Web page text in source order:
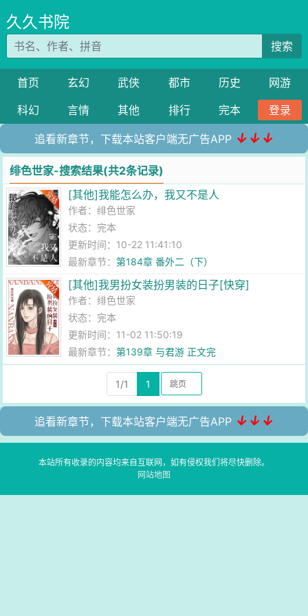
久久书院
搜索
首页 玄幻 武侠 都市 历史
网游
科幻
言情 其他 排行 完本 登录
追看新章节，下载本站客户端无广告APP ↓↓↓
绯色世家-搜索结果(共2条记录)
[其他]我能怎么办，我又不是人
作者：绯色世家
状态：完本
更新时间：10-22 11:41:10
最新章节：第184章 番外二（下）
[其他]我男扮女装扮男装的日子[快穿]
作者：绯色世家
状态：完本
更新时间：11-02 11:50:19
最新章节：第139章 与君游 正文完
1/1 1
追看新章节，下载本站客户端无广告APP ↓↓↓
本站所有收录的内容均来自互联网，如有侵权我们将尽快删除。
网站地图